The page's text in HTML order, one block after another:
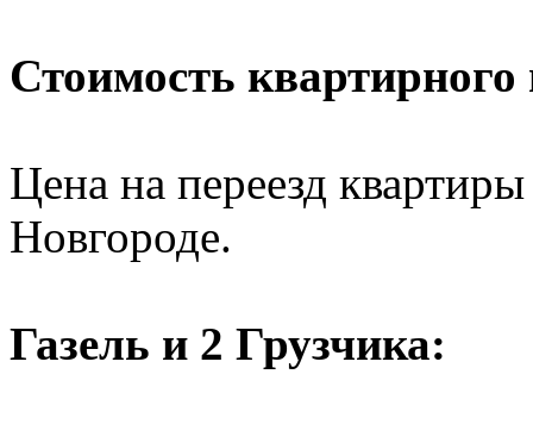
Стоимость квартирного
Цена на переезд
Новгороде.
Газель и 2 Грузчика: